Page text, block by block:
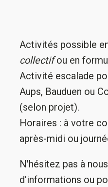
Activités possible
collectifou en
Activité escalade
Aups, Bauduen ou
(selon projet).
Horaires : à votre
après-midi ou
N'hésitez pas à
d'informations ou